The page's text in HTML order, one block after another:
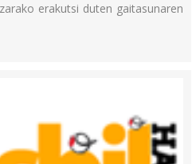
erakutsi duten gaitasunaren